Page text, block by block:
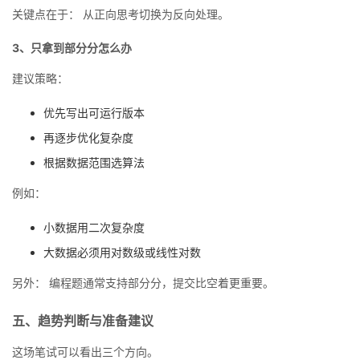
关键点在于： 从正向思考切换为反向处理。
3、只拿到部分分怎么办
建议策略：
优先写出可运行版本
再逐步优化复杂度
根据数据范围选算法
例如：
小数据用二次复杂度
大数据必须用对数级或线性对数
另外： 编程题通常支持部分分，提交比空着更重要。
五、趋势判断与准备建议
这场笔试可以看出三个方向。